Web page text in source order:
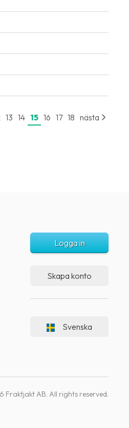
13 14 15 16 17 18 nästa
Logga in
Skapa konto
Svenska
AB. All rights reserved.